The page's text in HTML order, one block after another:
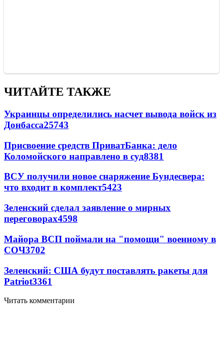
ЧИТАЙТЕ ТАКЖЕ
Украинцы определились насчет вывода войск из
Донбасса25743
Присвоение средств ПриватБанка: дело
Коломойского направлено в суд8381
ВСУ получили новое снаряжение Бундесвера:
что входит в комплект5423
Зеленский сделал заявление о мирных
переговорах4598
Майора ВСП поймали на "помощи" военному в
СОЧ3702
Зеленский: США будут поставлять ракеты для
Patriot3361
Читать комментарии